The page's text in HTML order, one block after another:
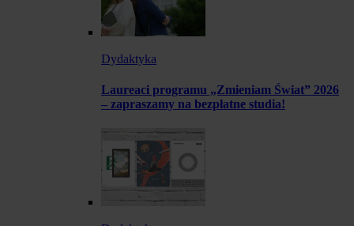
Dydaktyka
Laureaci programu „Zmieniam Świat” 2026
– zapraszamy na bezpłatne studia!